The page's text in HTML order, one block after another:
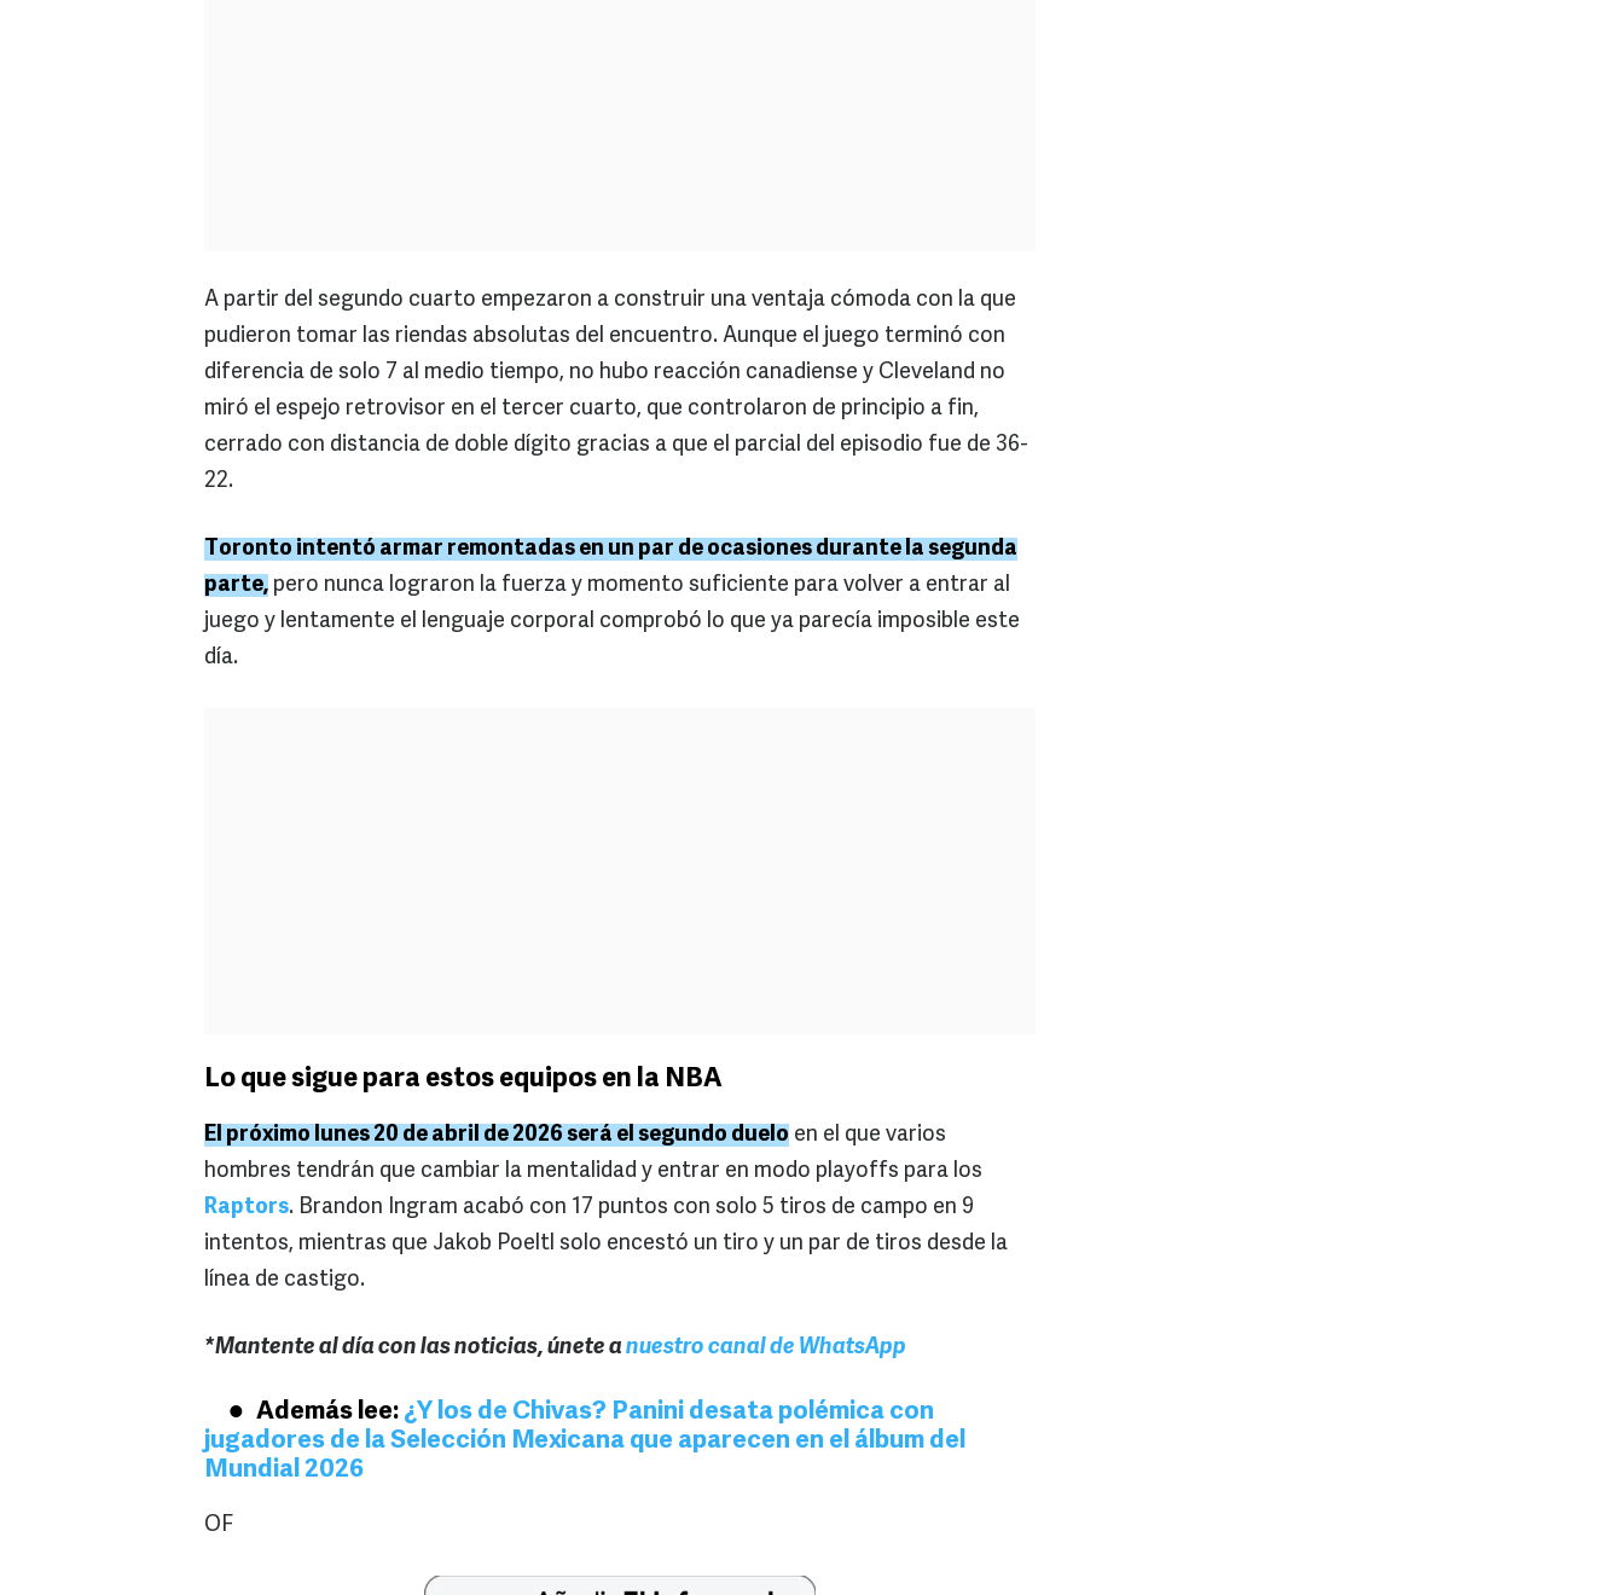
A partir del segundo cuarto empezaron a construir una ventaja cómoda con la que
pudieron tomar las riendas absolutas del encuentro. Aunque el juego terminó con
diferencia de solo 7 al medio tiempo, no hubo reacción canadiense y Cleveland no
miró el espejo retrovisor en el tercer cuarto, que controlaron de principio a fin,
cerrado con distancia de doble dígito gracias a que el parcial del episodio fue de 36-
22.
Toronto intentó armar remontadas en un par de ocasiones durante la segunda
parte, pero nunca lograron la fuerza y momento suficiente para volver a entrar al
juego y lentamente el lenguaje corporal comprobó lo que ya parecía imposible este
día.
Lo que sigue para estos equipos en la NBA
El próximo lunes 20 de abril de 2026 será el segundo duelo en el que varios
hombres tendrán que cambiar la mentalidad y entrar en modo playoffs para los
Raptors. Brandon Ingram acabó con 17 puntos con solo 5 tiros de campo en 9
intentos, mientras que Jakob Poeltl solo encestó un tiro y un par de tiros desde la
línea de castigo.
*Mantente al día con las noticias, únete a nuestro canal de WhatsApp
Además lee: ¿Y los de Chivas? Panini desata polémica con
jugadores de la Selección Mexicana que aparecen en el álbum del
Mundial 2026
OF